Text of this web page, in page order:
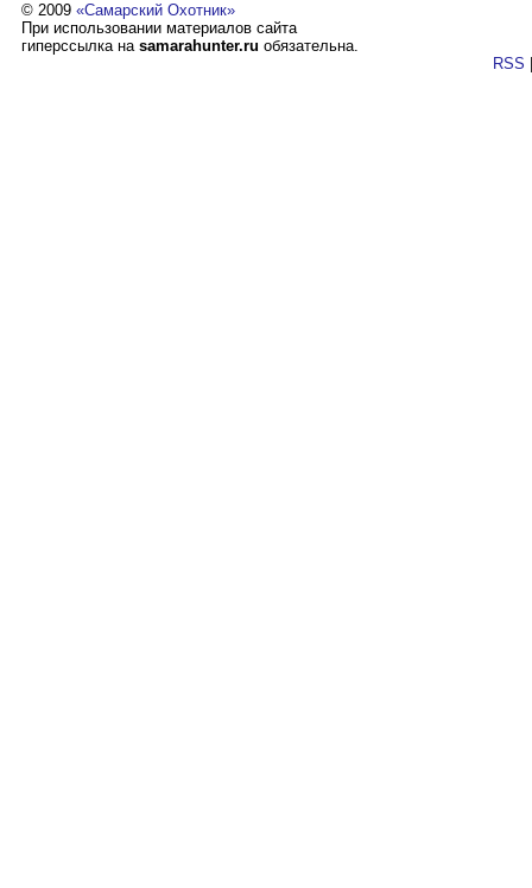
© 2009 «Самарский Охотник»
При использовании материалов сайта
гиперссылка на samarahunter.ru обязательна.
RSS